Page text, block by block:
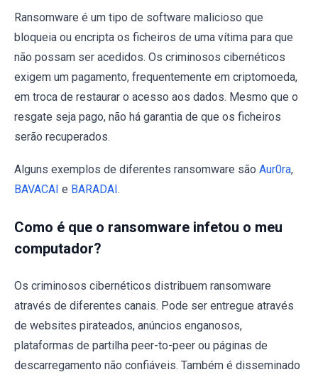
Ransomware é um tipo de software malicioso que
bloqueia ou encripta os ficheiros de uma vítima para que
não possam ser acedidos. Os criminosos cibernéticos
exigem um pagamento, frequentemente em criptomoeda,
em troca de restaurar o acesso aos dados. Mesmo que o
resgate seja pago, não há garantia de que os ficheiros
serão recuperados.
Alguns exemplos de diferentes ransomware são Aur0ra,
BAVACAI e BARADAI.
Como é que o ransomware infetou o meu
computador?
Os criminosos cibernéticos distribuem ransomware
através de diferentes canais. Pode ser entregue através
de websites pirateados, anúncios enganosos,
plataformas de partilha peer-to-peer ou páginas de
descarregamento não confiáveis. Também é disseminado